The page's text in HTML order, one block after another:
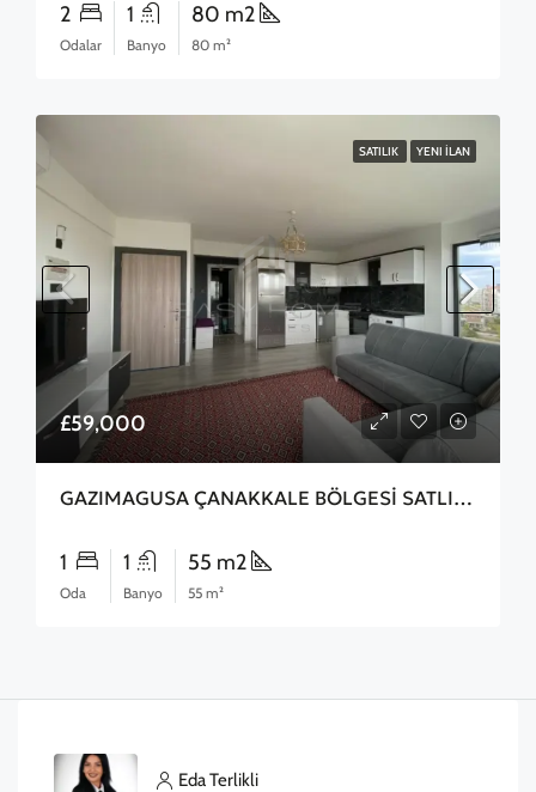
2
Odalar
1
Banyo
80 m2
80 m²
SATILIK YENI İLAN
£59,000
GAZIMAGUSA ÇANAKKALE BÖLGESİ SATLIK 2+1 DAİRE
1
Oda
1
Banyo
55 m2
55 m²
Eda Terlikli